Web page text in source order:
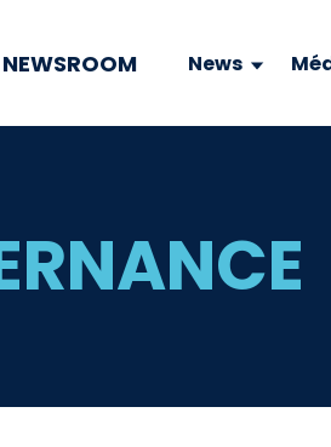
NEWSROOM News